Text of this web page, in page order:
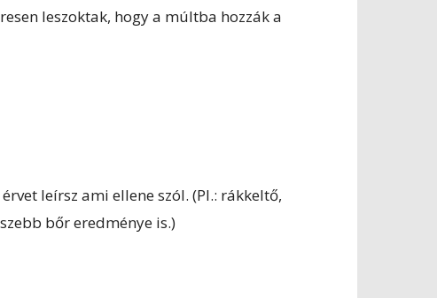
leszoktak, hogy a múltba hozzák a
leírsz ami ellene szól. (Pl.: rákkeltő,
bőr eredménye is.)